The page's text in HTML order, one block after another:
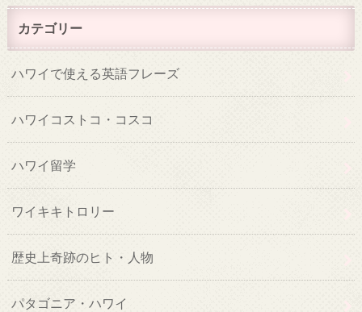
カテゴリー
ハワイで使える英語フレーズ
ハワイコストコ・コスコ
ハワイ留学
ワイキキトロリー
歴史上奇跡のヒト・人物
パタゴニア・ハワイ